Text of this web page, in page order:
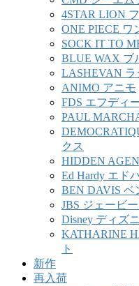
4STAR LION
ONE PIECE ワ
SOCK IT TO
BLUE WAX ブ
LASHEVAN ラ
ANIMO アニモ
FDS エフディ
PAUL
クス
HIDDEN
Ed Hardy エド
BEN DAVIS ベ
JBS ジェービ
Disney ディズ
KATHARINE
ト
新作
再入荷